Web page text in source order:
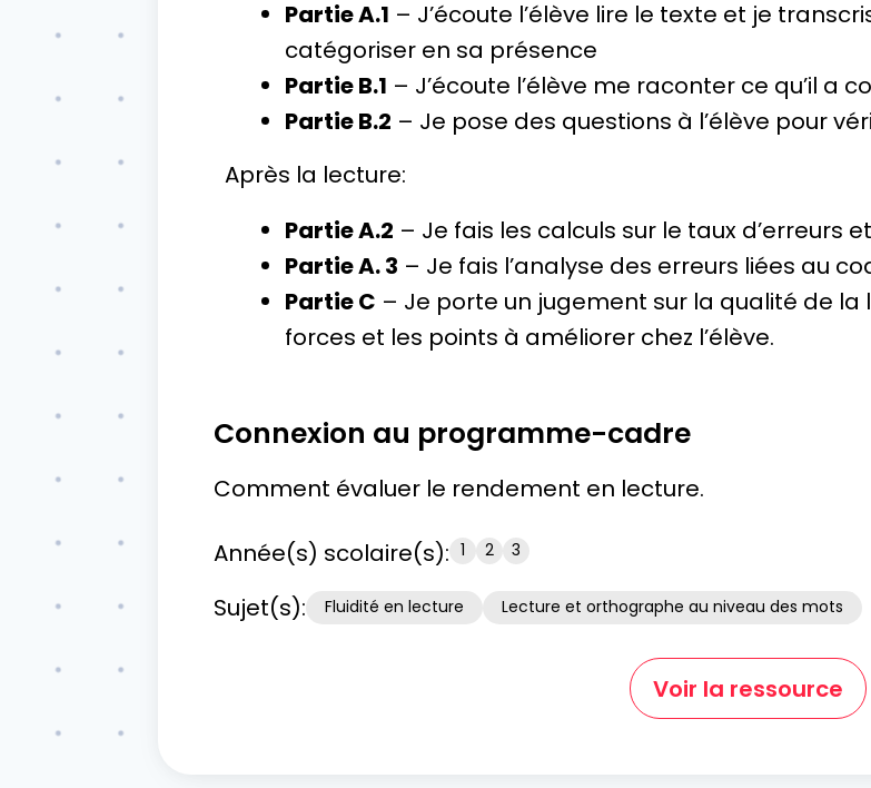
Partie A.1 – J’écoute l’élève lire le texte et je
catégoriser en sa présence
Partie B.1 – J’écoute l’élève me raconter ce qu’il a
Partie B.2 – Je pose des questions à l’élève pour
Après la lecture:
Partie A.2 – Je fais les calculs sur le taux d’erreurs
Partie A. 3 – Je fais l’analyse des erreurs liées au
Partie C – Je porte un jugement sur la qualité de la
forces et les points à améliorer chez l’élève.
Connexion au programme-cadre
Comment évaluer le rendement en lecture.
Année(s) scolaire(s): 1 2 3
Sujet(s): Fluidité en lecture Lecture et orthographe au niveau des mots
Voir la ressource